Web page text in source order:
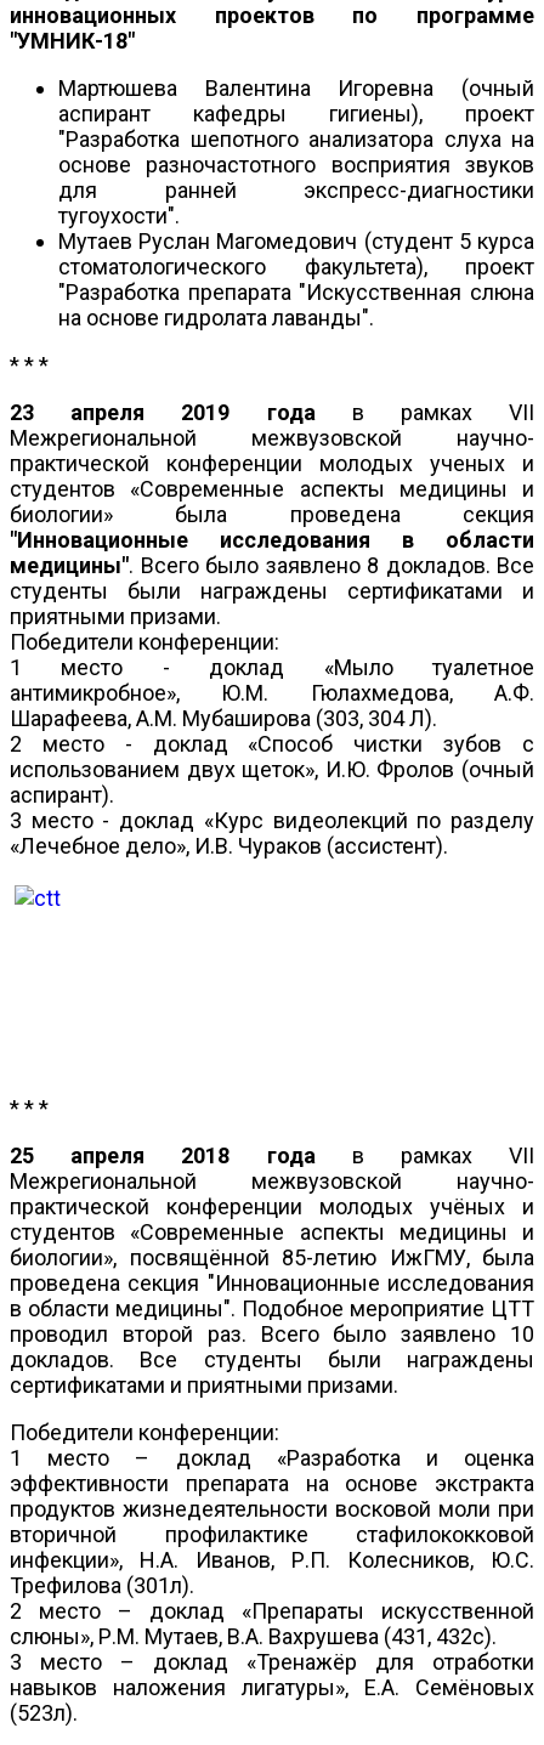
инновационных проектов по программе
"УМНИК-18"
Мартюшева Валентина Игоревна (очный
аспирант кафедры гигиены), проект
"Разработка шепотного анализатора слуха на
основе разночастотного восприятия звуков
для ранней экспресс-диагностики
тугоухости".
Мутаев Руслан Магомедович (студент 5 курса
стоматологического факультета), проект
"Разработка препарата "Искусственная слюна
на основе гидролата лаванды".
* * *
23 апреля 2019 года в рамках VII
Межрегиональной межвузовской научно-
практической конференции молодых ученых и
студентов «Современные аспекты медицины и
биологии» была проведена секция
"Инновационные исследования в области
медицины". Всего было заявлено 8 докладов. Все
студенты были награждены сертификатами и
приятными призами.
Победители конференции:
1 место - доклад «Мыло туалетное
антимикробное», Ю.М. Гюлахмедова, А.Ф.
Шарафеева, А.М. Мубаширова (303, 304 Л).
2 место - доклад «Способ чистки зубов с
использованием двух щеток», И.Ю. Фролов (очный
аспирант).
3 место - доклад «Курс видеолекций по разделу
«Лечебное дело», И.В. Чураков (ассистент).
* * *
25 апреля 2018 года в рамках VII
Межрегиональной межвузовской научно-
практической конференции молодых учёных и
студентов «Современные аспекты медицины и
биологии», посвящённой 85-летию ИжГМУ, была
проведена секция "Инновационные исследования
в области медицины". Подобное мероприятие ЦТТ
проводил второй раз. Всего было заявлено 10
докладов. Все студенты были награждены
сертификатами и приятными призами.
Победители конференции:
1 место – доклад «Разработка и оценка
эффективности препарата на основе экстракта
продуктов жизнедеятельности восковой моли при
вторичной профилактике стафилококковой
инфекции», Н.А. Иванов, Р.П. Колесников, Ю.С.
Трефилова (301л).
2 место – доклад «Препараты искусственной
слюны», Р.М. Мутаев, В.А. Вахрушева (431, 432с).
3 место – доклад «Тренажёр для отработки
навыков наложения лигатуры», Е.А. Семёновых
(523л).